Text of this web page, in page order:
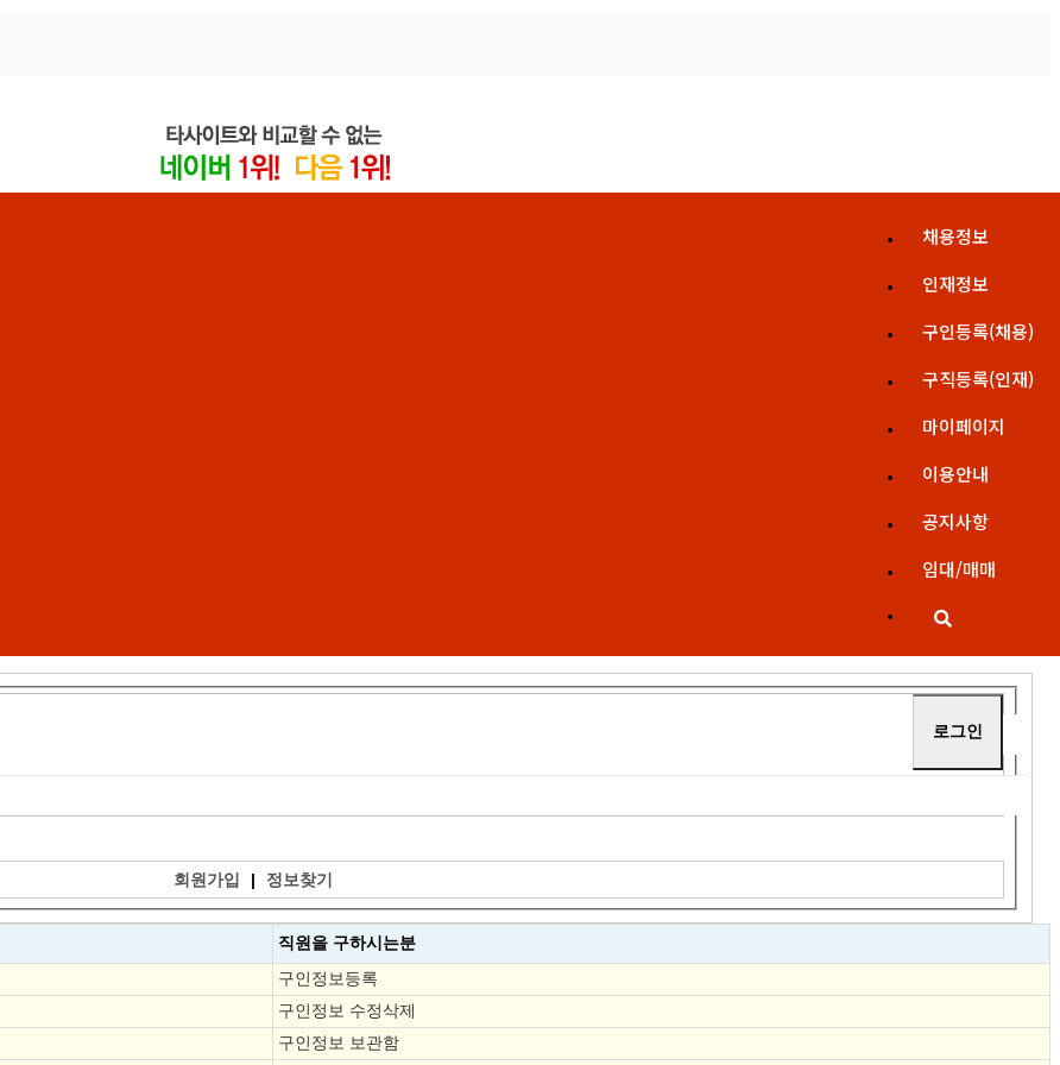
채용정보
인재정보
구인등록(채용)
구직등록(인재)
마이페이지
이용안내
공지사항
임대/매매
회원가입 | 정보찾기
직원을 구하시는분
구인정보등록
구인정보 수정삭제
구인정보 보관함